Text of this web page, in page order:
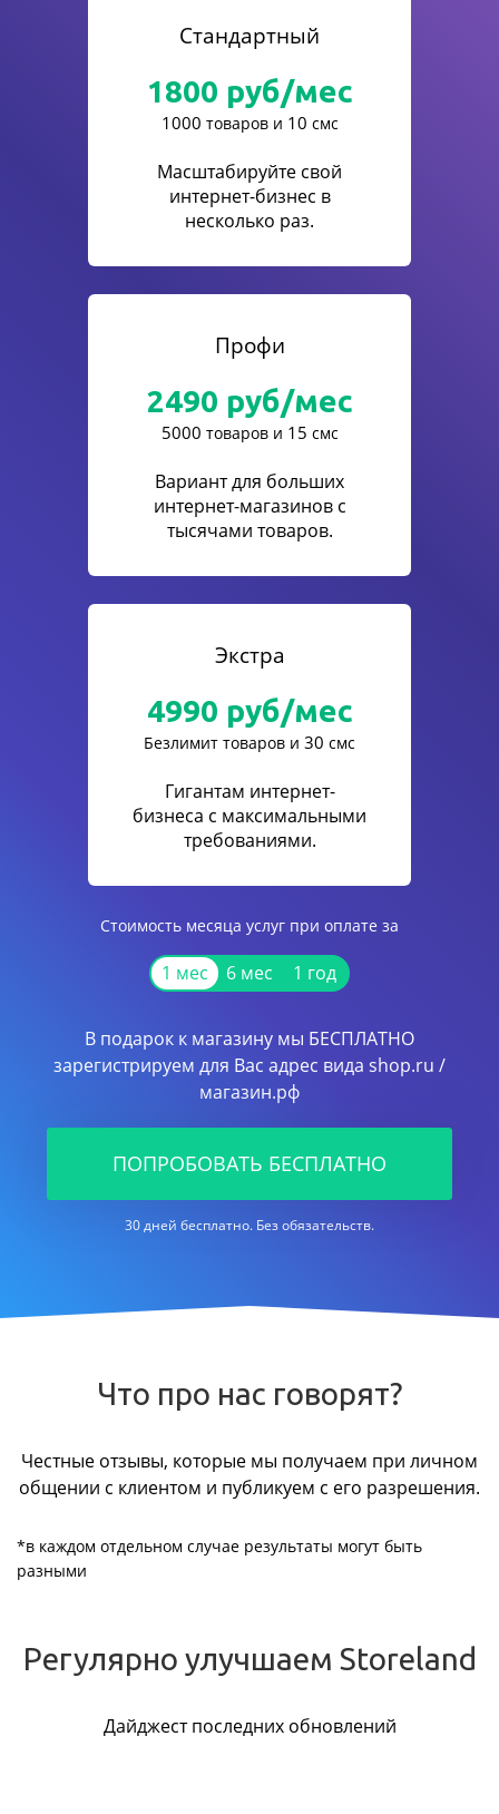
Стандартный
1800 руб/мес
1000 товаров и 10 смс
Масштабируйте свой
интернет-бизнес в
несколько раз.
Профи
2490 руб/мес
5000 товаров и 15 смс
Вариант для больших
интернет-магазинов с
тысячами товаров.
Экстра
4990 руб/мес
Безлимит товаров и 30 смс
Гигантам интернет-
бизнеса с максимальными
требованиями.
Стоимость месяца услуг при оплате за
1 мес 6 мес 1 год
В подарок к магазину мы БЕСПЛАТНО
зарегистрируем для Вас адрес вида shop.ru /
магазин.рф
ПОПРОБОВАТЬ БЕСПЛАТНО
30 дней бесплатно. Без обязательств.
Что про нас говорят?
Честные отзывы, которые мы получаем при личном
общении с клиентом и публикуем с его разрешения.
*в каждом отдельном случае результаты могут быть
разными
Регулярно улучшаем Storeland
Дайджест последних обновлений